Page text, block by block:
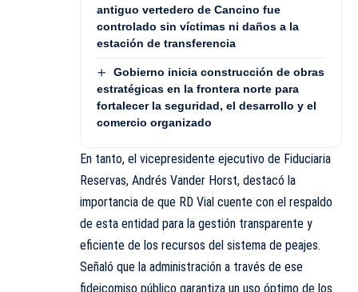
antiguo vertedero de Cancino fue
controlado sin víctimas ni daños a la
estación de transferencia
Gobierno inicia construcción de obras
estratégicas en la frontera norte para
fortalecer la seguridad, el desarrollo y el
comercio organizado
En tanto, el vicepresidente ejecutivo de Fiduciaria
Reservas, Andrés Vander Horst, destacó la
importancia de que RD Vial cuente con el respaldo
de esta entidad para la gestión transparente y
eficiente de los recursos del sistema de peajes.
Señaló que la administración a través de ese
fideicomiso público garantiza un uso óptimo de los